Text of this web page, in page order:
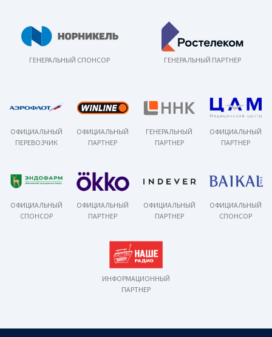
ГЕНЕРАЛЬНЫЙ СПОНСОР ГЕНЕРАЛЬНЫЙ ПАРТНЕР
ОФИЦИАЛЬНЫЙ
ПЕРЕВОЗЧИК
ОФИЦИАЛЬНЫЙ
ПАРТНЕР
ГЕНЕРАЛЬНЫЙ
ПАРТНЕР
ОФИЦИАЛЬНЫЙ
ПАРТНЕР
ОФИЦИАЛЬНЫЙ
СПОНСОР
ОФИЦИАЛЬНЫЙ
ПАРТНЕР
ОФИЦИАЛЬНЫЙ
ПАРТНЕР
ОФИЦИАЛЬНЫЙ
СПОНСОР
ИНФОРМАЦИОННЫЙ
ПАРТНЕР